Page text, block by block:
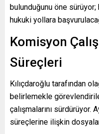
bulunduğunu öne
hukuki yollara
Komisyon
Süreçleri
Kılıçdaroğlu tarafından
belirlemekle
çalışmalarını sürdürüyor.
süreçlerine ilişkin